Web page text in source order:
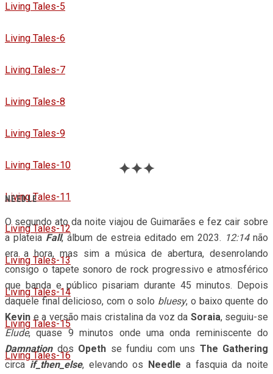
Living Tales-5
Living Tales-6
Living Tales-7
Living Tales-8
Living Tales-9
Living Tales-10
Living Tales-11
Living Tales-12
Living Tales-13
Living Tales-14
Living Tales-15
Living Tales-16
✦✦✦
NEEDLE
O segundo ato da noite viajou de Guimarães e fez cair sobre
a plateia Fall, álbum de estreia editado em 2023. 12:14não
era a hora, mas sim a música de abertura, desenrolando
consigo o tapete sonoro de rock progressivo e atmosférico
que banda e público pisariam durante 45 minutos. Depois
daquele final delicioso, com o solo bluesy, o baixo quente do
Kevin e a versão mais cristalina da voz da Soraia, seguiu-se
Elude, quase 9 minutos onde uma onda reminiscente do
Damnationdos Opeth se fundiu com uns The Gathering
circaif_then_else, elevando os Needle a fasquia da noite